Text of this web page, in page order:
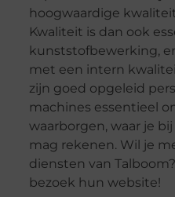
hoogwaardige
Kwaliteit is dan ook
kunststofbewerking,
met een intern
zijn goed opgeleid
machines essentieel
waarborgen, waar je
mag rekenen. Wil je
diensten van
bezoek hun website!